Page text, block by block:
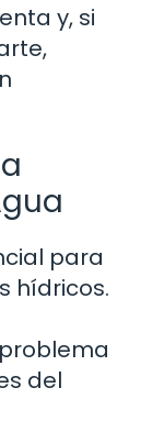
y, si
para
hídricos.
del